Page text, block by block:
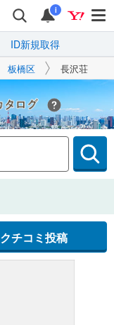
i
ID新規取得
板橋区 長沢荘
Yahoo!不動産
クチコミ投稿